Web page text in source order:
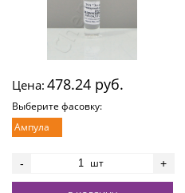
Цена: 478.24 руб.
Выберите фасовку:
Ампула
- шт +